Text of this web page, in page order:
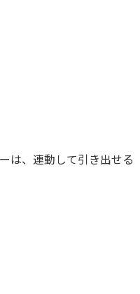
、連動して引き出せる